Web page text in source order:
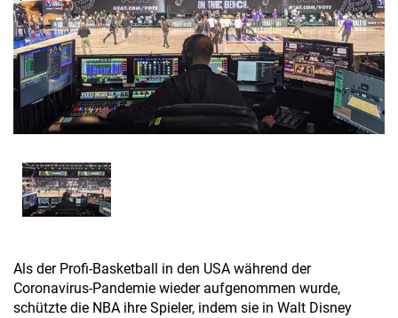
Als der Profi-Basketball in den USA während der
Coronavirus-Pandemie wieder aufgenommen wurde,
schützte die NBA ihre Spieler, indem sie in Walt Disney